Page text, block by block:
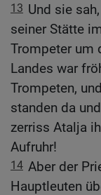
13 Und sie
seiner Stätte
Trompeter um
Landes war
Trompeten,
standen da
zerriss Atalja
Aufruhr!
14 Aber der
Hauptleuten